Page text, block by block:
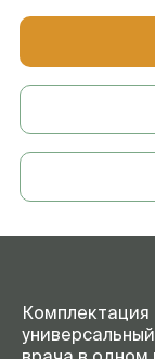
Комплектация